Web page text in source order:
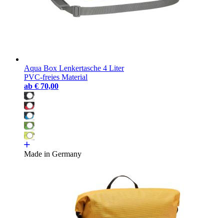
Aqua Box Lenkertasche 4 Liter
PVC-freies Material
ab € 70,00
Made in Germany